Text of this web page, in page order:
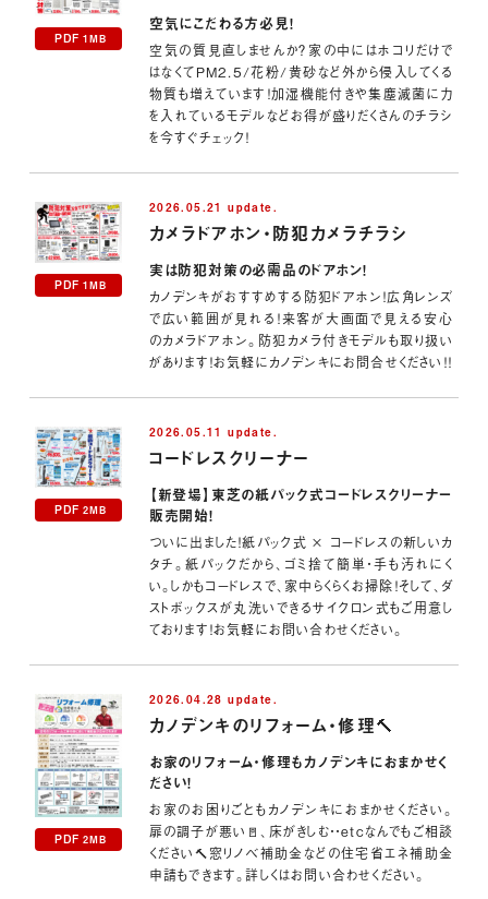
PDF 1MB
空気にこだわる方必見！
空気の質見直しませんか？家の中にはホコリだけで
はなくてPM2.5/花粉/黄砂など外から侵入してくる
物質も増えています！加湿機能付きや集塵滅菌に力
を入れているモデルなどお得が盛りだくさんのチラシ
を今すぐチェック！
PDF 1MB
2026.05.21 update.
カメラドアホン・防犯カメラチラシ
実は防犯対策の必需品のドアホン！
カノデンキがおすすめする防犯ドアホン！広角レンズ
で広い範囲が見れる！来客が大画面で見える安心
のカメラドアホン。防犯カメラ付きモデルも取り扱い
があります！お気軽にカノデンキにお問合せください！！
PDF 2MB
2026.05.11 update.
コードレスクリーナー
【新登場】東芝の紙パック式コードレスクリーナー
販売開始！
ついに出ました！紙パック式 × コードレスの新しいカ
タチ。紙パックだから、ゴミ捨て簡単・手も汚れにく
い。しかもコードレスで、家中らくらくお掃除！そして、ダ
ストボックスが丸洗いできるサイクロン式もご用意し
ております！お気軽にお問い合わせください。
PDF 2MB
2026.04.28 update.
カノデンキのリフォーム・修理🔨
お家のリフォーム・修理もカノデンキにおまかせく
ださい！
お家のお困りごともカノデンキにおまかせください。
扉の調子が悪い🚪、床がきしむ・・etcなんでもご相談
ください🔨窓リノベ補助金などの住宅省エネ補助金
申請もできます。詳しくはお問い合わせください。